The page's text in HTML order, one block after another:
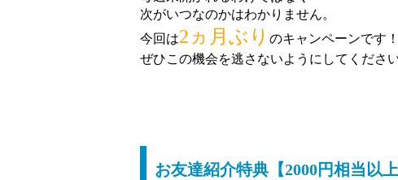
次がいつなのかはわかりません。
今回は2ヵ月ぶり のキャンペーンです！
ぜひこの機会を逃さないようにしてください
お友達紹介特典【2000円相当以上